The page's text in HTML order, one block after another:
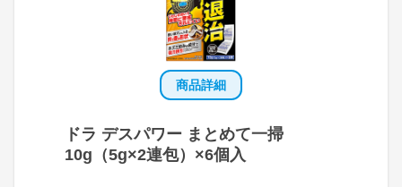
商品詳細
ドラ デスパワー まとめて一掃
10g（5g×2連包）×6個入